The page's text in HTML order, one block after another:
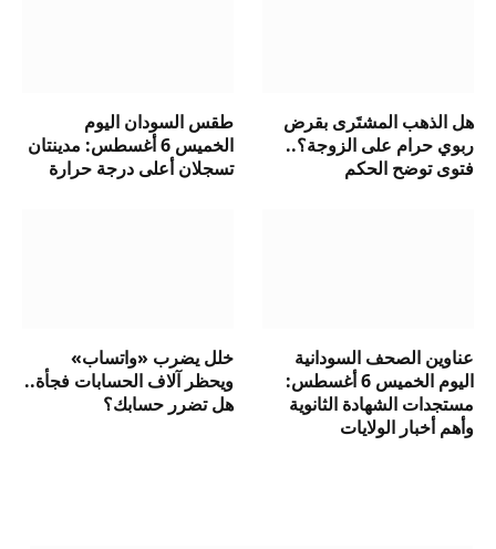
هل الذهب المشتَرى بقرض
ربوي حرام على الزوجة؟..
فتوى توضح الحكم
طقس السودان اليوم
الخميس 6 أغسطس: مدينتان
تسجلان أعلى درجة حرارة
عناوين الصحف السودانية
اليوم الخميس 6 أغسطس:
مستجدات الشهادة الثانوية
وأهم أخبار الولايات
خلل يضرب «واتساب»
ويحظر آلاف الحسابات فجأة..
هل تضرر حسابك؟